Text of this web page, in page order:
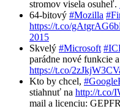
stromov visela osuheľ.
64-bitový #Mozilla
https://t.co/
2015
Skvelý #Microsoft
parádne nové funkcie
https://t.co/
Kto by chcel,
stiahnuť na http://t.co/
mail a licenciu: